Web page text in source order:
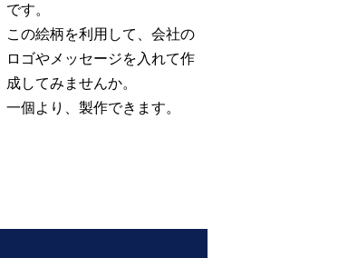
です。
この絵柄を利用して、会社の
ロゴやメッセージを入れて作
成してみませんか。
一個より、製作できます。